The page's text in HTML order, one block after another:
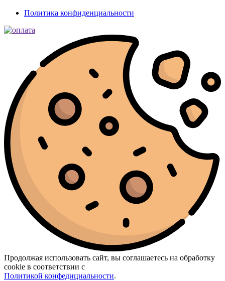
Политика конфиденциальности
Продолжая использовать сайт, вы соглашаетесь на обработку
cookie в соответствии с
Политикой конфедициальности.